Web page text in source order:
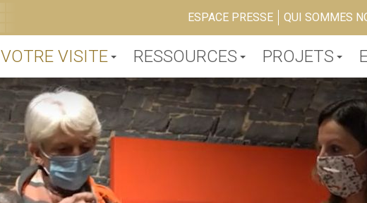
ESPACE PRESSE QUI SOMMES
VOTRE VISITE RESSOURCES PROJETS